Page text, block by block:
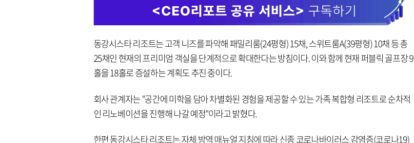
동강시스타 리조트는 고객 니즈를 파악해 패밀리룸(24평형) 15채, 스위트룸A(39평형) 10채 등 총
25채인 현재의 프리미엄 객실을 단계적으로 확대한다는 방침이다. 이와 함께 현재 퍼블릭 골프장 9
홀을 18홀로 증설하는 계획도 추진 중이다.
회사 관계자는 "공간에 미학을 담아 차별화된 경험을 제공할 수 있는 가족 복합형 리조트로 순차적
인 리노베이션을 진행해 나갈 예정"이라고 밝혔다.
한편 동강시스타 리조트는 자체 방역 매뉴얼 지침에 따라 신종 코로나바이러스 감염증(코로나19)